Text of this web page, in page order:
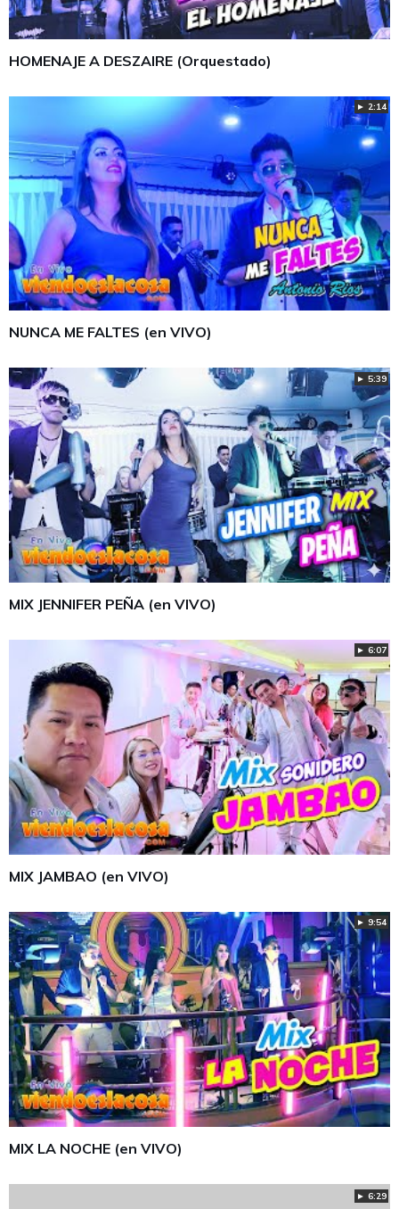
HOMENAJE A DESZAIRE (Orquestado)
► 2:14
NUNCA ME FALTES (en VIVO)
► 5:39
MIX JENNIFER PEÑA (en VIVO)
► 6:07
MIX JAMBAO (en VIVO)
► 9:54
MIX LA NOCHE (en VIVO)
► 6:29